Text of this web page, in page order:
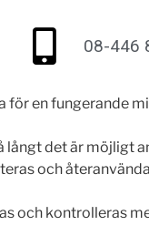
08-446
för en fungerande
det är möjligt
och
och kontrolleras